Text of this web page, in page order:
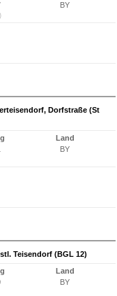
BY
Dorfstraße (St
Land
BY
Teisendorf (BGL 12)
Land
BY